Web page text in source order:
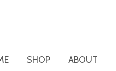
SHOP ABOUT